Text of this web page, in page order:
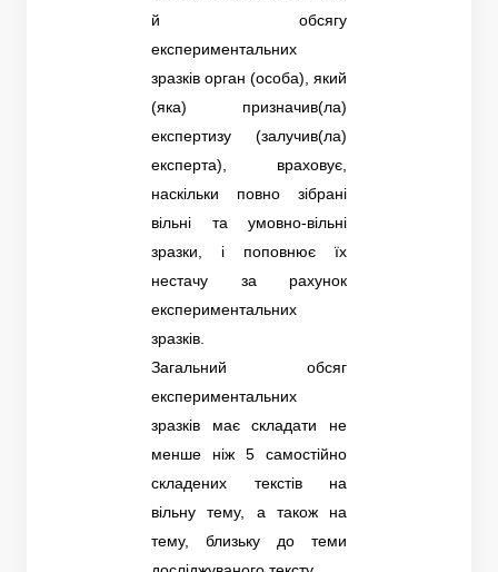
й обсягу
експериментальних
зразків орган (особа), який
(яка) призначив(ла)
експертизу (залучив(ла)
експерта), враховує,
наскільки повно зібрані
вільні та умовно-вільні
зразки, і поповнює їх
нестачу за рахунок
експериментальних
зразків.
Загальний обсяг
експериментальних
зразків має складати не
менше ніж 5 самостійно
складених текстів на
вільну тему, а також на
тему, близьку до теми